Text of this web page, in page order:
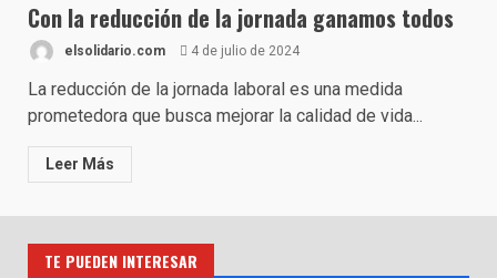
Con la reducción de la jornada ganamos todos
elsolidario.com 4 de julio de 2024
La reducción de la jornada laboral es una medida
prometedora que busca mejorar la calidad de vida...
Leer Más
TE PUEDEN INTERESAR